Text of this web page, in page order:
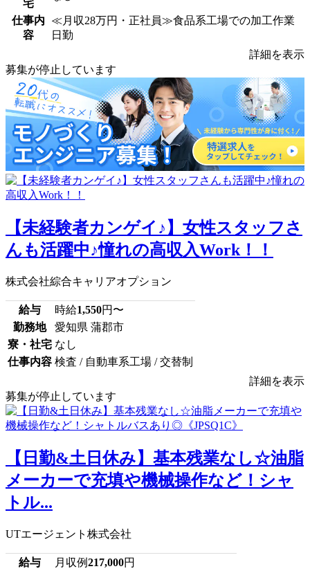
宅
仕事内
容
≪月収28万円・正社員≫食品系工場での加工作業
日勤
詳細を表示
募集が停止しています
【未経験者カンゲイ♪】女性スタッフさ
んも活躍中♪憧れの高収入Work！！
株式会社綜合キャリアオプション
給与 時給1,550円〜
勤務地
愛知県 蒲郡市
寮・社宅 なし
仕事内容 検査 / 自動車系工場 / 交替制
詳細を表示
募集が停止しています
【日勤&土日休み】基本残業なし☆油脂
メーカーで充填や機械操作など！シャ
トル...
UTエージェント株式会社
給与 月収例217,000円